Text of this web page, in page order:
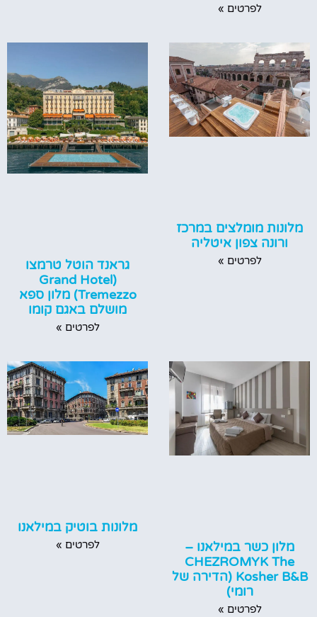
לפרטים »
מלונות מומלצים במרכז
ורונה צפון איטליה
לפרטים »
גראנד הוטל טרמצו
(‪Grand Hotel
Tremezzo‬) מלון ספא
מושלם באגם קומו
לפרטים »
מלון כשר במילאנו –
CHEZROMYK The
Kosher B&B (הדירה של
רומי)
לפרטים »
מלונות בוטיק במילאנו
לפרטים »